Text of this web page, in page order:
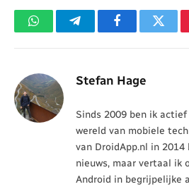
WhatsAppTelegramFacebook
Stefan Hage
Sinds 2009 ben ik
wereld van mobiele
van DroidApp.nl in
nieuws, maar vertaal ik
Android in begrijpelijke